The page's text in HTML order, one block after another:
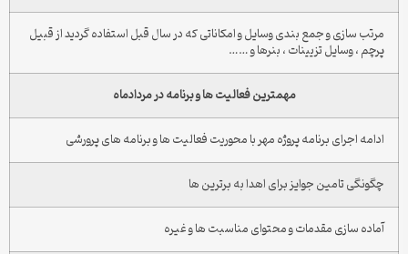
مرتب سازی و جمع بندی وسایل و امکاناتی که در سال قبل استفاده گردید از قبیل
پرچم ، وسایل تزیینات ، بنرها و ……
مهمترین فعالیت ها و برنامه در مردادماه
ادامه اجرای برنامه پروژه مهر با محوریت فعالیت ها و برنامه های پرورشی
چگونگی تامین جوایز برای اهدا به برترین ها
آماده سازی مقدمات و محتوای مناسبت ها و غیره